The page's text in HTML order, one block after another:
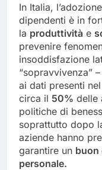
In Italia,
dipendenti è in
la produttività e
prevenire
insoddisfazione
“sopravvivenza”
ai dati presenti nel
circa il 50% delle
politiche di
soprattutto dopo
aziende hanno
garantire un buon
personale.